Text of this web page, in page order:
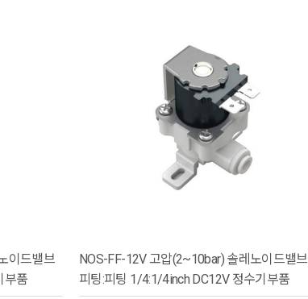
이드밸브
부품
NOS-FF-12V 고압(2~10bar) 솔레노이드밸브
피팅:피팅 1/4:1/4inch DC12V 정수기부품